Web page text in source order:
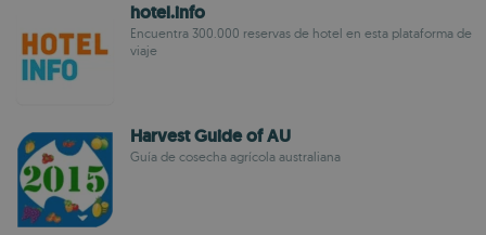
hotel.info
Encuentra 300.000 reservas de hotel en esta plataforma de
viaje
Harvest Guide of AU
Guía de cosecha agrícola australiana